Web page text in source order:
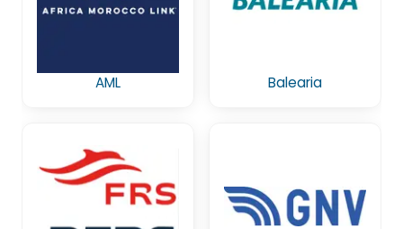
AML Balearia